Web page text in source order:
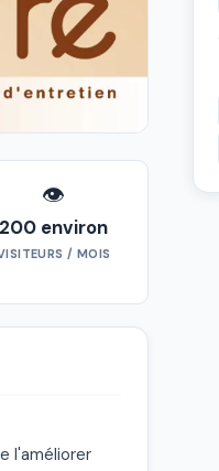
👁
200 environ
/ MOIS
l'améliorer